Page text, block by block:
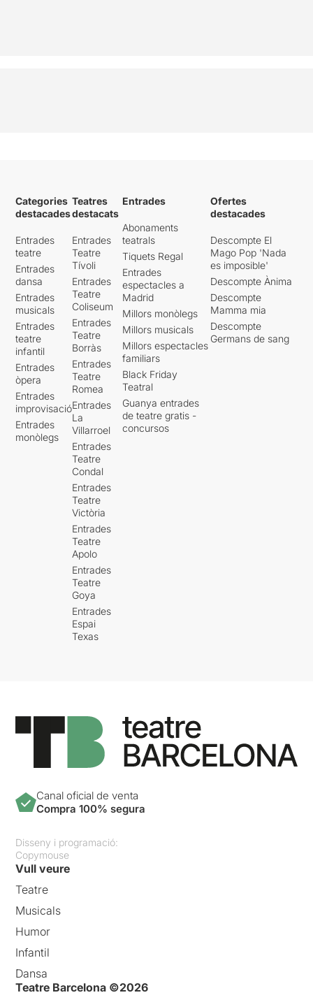
Categories
destacades
Entrades
teatre
Entrades
dansa
Entrades
musicals
Entrades
teatre
infantil
Entrades
òpera
Entrades
improvisació
Entrades
monòlegs
Teatres
destacats
Entrades
Teatre
Tívoli
Entrades
Teatre
Coliseum
Entrades
Teatre
Borràs
Entrades
Teatre
Romea
Entrades
La
Villarroel
Entrades
Teatre
Condal
Entrades
Teatre
Victòria
Entrades
Teatre
Apolo
Entrades
Teatre
Goya
Entrades
Espai
Texas
Entrades
Abonaments
teatrals
Tiquets Regal
Entrades
espectacles a
Madrid
Millors monòlegs
Millors musicals
Millors espectacles
familiars
Black Friday
Teatral
Guanya entrades
de teatre gratis -
concursos
Ofertes
destacades
Descompte El
Mago Pop 'Nada
es imposible'
Descompte Ànima
Descompte
Mamma mia
Descompte
Germans de sang
Canal oficial de venta
Compra 100% segura
Disseny i programació:
Copymouse
Vull veure
Teatre
Musicals
Humor
Infantil
Dansa
Teatre Barcelona ©2026